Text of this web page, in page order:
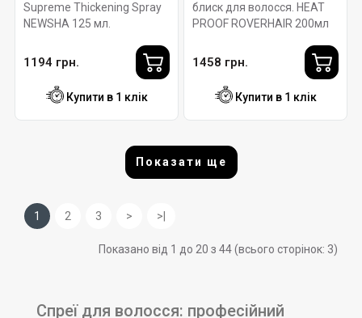
Supreme Thickening Spray
NEWSHA 125 мл.
1194 грн.
Купити в 1 клік
блиск для волосся. HEAT
PROOF ROVERHAIR 200мл
1458 грн.
Купити в 1 клік
Показати ще
1 2 3 > >|
Показано від 1 до 20 з 44 (всього сторінок: 3)
Спреї для волосся: професійний